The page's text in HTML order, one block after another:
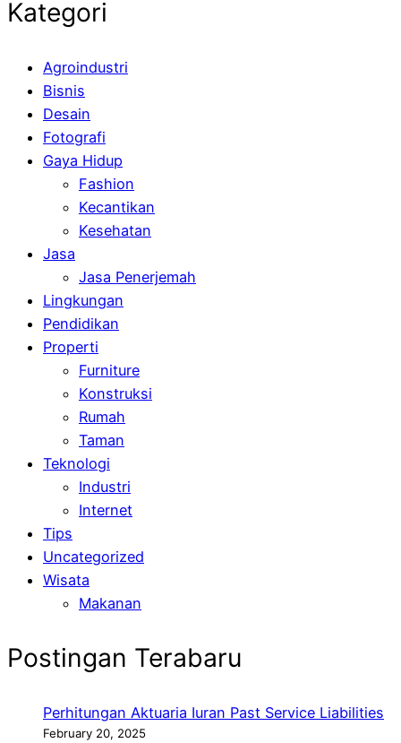
Kategori
Agroindustri
Bisnis
Desain
Fotografi
Gaya Hidup
Fashion
Kecantikan
Kesehatan
Jasa
Jasa Penerjemah
Lingkungan
Pendidikan
Properti
Furniture
Konstruksi
Rumah
Taman
Teknologi
Industri
Internet
Tips
Uncategorized
Wisata
Makanan
Postingan Terabaru
Perhitungan Aktuaria Iuran Past Service Liabilities
February 20, 2025